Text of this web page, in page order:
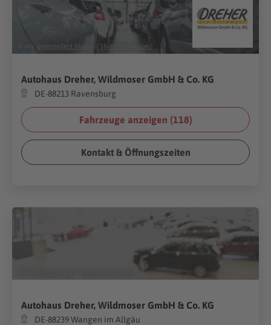
(Foto: Greentellect Studio / Shutterstock.com)
Autohaus Dreher, Wildmoser GmbH & Co. KG
DE-88213 Ravensburg
Fahrzeuge anzeigen (118)
Kontakt & Öffnungszeiten
Autohaus Dreher, Wildmoser GmbH & Co. KG
DE-88239 Wangen im Allgäu